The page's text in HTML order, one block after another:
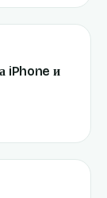
iPhone и